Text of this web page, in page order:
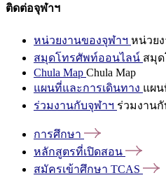
ติดต่อจุฬาฯ
หน่วยงานของจุฬาฯ หน่วย
สมุดโทรศัพท์ออนไลน์ สมุ
Chula Map Chula Map
แผนที่และการเดินทาง แผน
ร่วมงานกับจุฬาฯ ร่วมงาน
การศึกษา
หลักสูตรที่เปิดสอน
สมัครเข้าศึกษา TCAS